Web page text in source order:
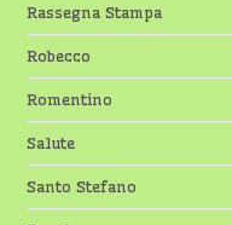
Rassegna Stampa
Robecco
Romentino
Salute
Santo Stefano